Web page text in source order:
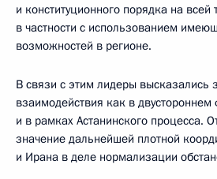
и конституционного порядка на всей
в частности с использованием
возможностей в регионе.
В связи с этим лидеры высказались
взаимодействия как в двустороннем
и в рамках Астанинского процесса.
значение дальнейшей плотной
и Ирана в деле нормализации